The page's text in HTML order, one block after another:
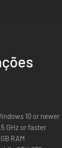
o lixo
que pode
10 or newer
GHz or faster
RAM